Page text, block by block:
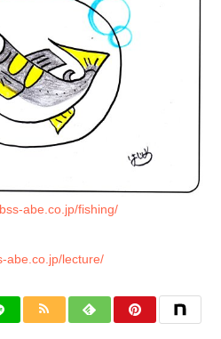
abe.co.jp/fishing/
abe.co.jp/lecture/